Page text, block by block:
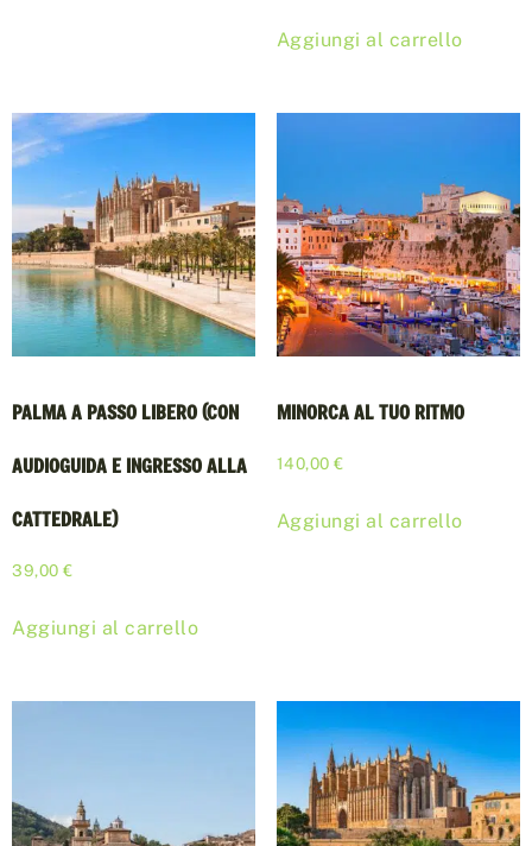
Aggiungi al carrello
PALMA A PASSO LIBERO (CON
AUDIOGUIDA E INGRESSO ALLA
CATTEDRALE)
39,00 €
Aggiungi al carrello
MINORCA AL TUO RITMO
140,00€
Aggiungi al carrello